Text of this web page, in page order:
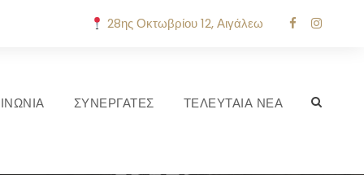
28ης Οκτωβρίου 12, Αιγάλεω
ΣΥΝΕΡΓΑΤΕΣ ΤΕΛΕΥΤΑΙΑ ΝΕΑ